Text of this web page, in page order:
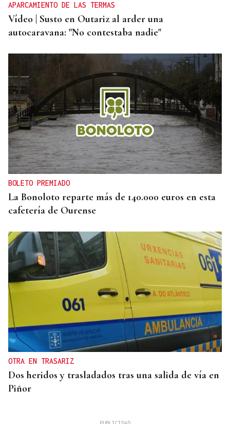
APARCAMIENTO DE LAS TERMAS
Vídeo | Susto en Outariz al arder una
autocaravana: "No contestaba nadie"
BOLETO PREMIADO
La Bonoloto reparte más de 140.000 euros en esta
cafetería de Ourense
OTRA EN TRASARIZ
Dos heridos y trasladados tras una salida de vía en
Piñor